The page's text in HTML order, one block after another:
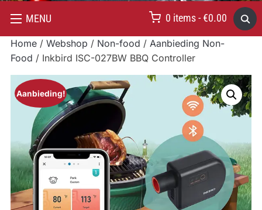
MENU 0 items - €0.00
Home/ Webshop / Non-food / Aanbieding Non-
Food / Inkbird ISC-027BW BBQ Controller
Aanbieding!